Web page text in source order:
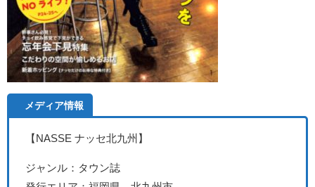
メディア情報
【NASSE ナッセ北九州 】
ジャンル：タウン誌